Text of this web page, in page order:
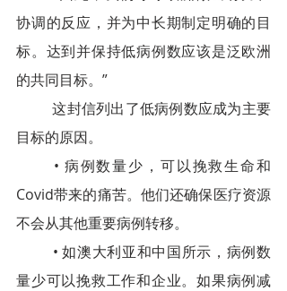
协调的反应，并为中长期制定明确的目
标。达到并保持低病例数应该是泛欧洲
的共同目标。”
这封信列出了低病例数应成为主要
目标的原因。
• 病例数量少，可以挽救生命和
Covid带来的痛苦。他们还确保医疗资源
不会从其他重要病例转移。
• 如澳大利亚和中国所示，病例数
量少可以挽救工作和企业。如果病例减